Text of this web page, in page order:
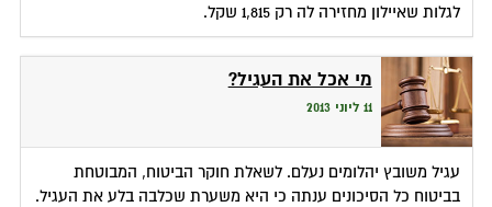
לגלות שאיילון מחזירה לה רק 1,815 שקל.
מי אכל את העגיל?
11 ליוני 2013
עגיל משובץ יהלומים נעלם. לשאלת חוקר הביטוח, המבוטחת
בביטוח כל הסיכונים ענתה כי היא משערת שכלבה בלע את העגיל.